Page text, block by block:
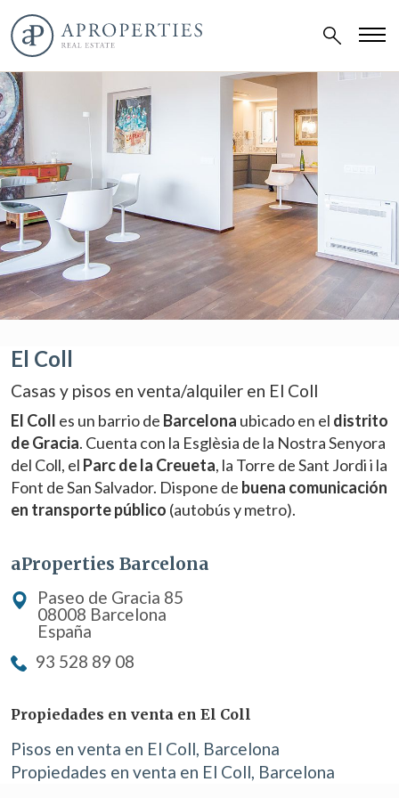
El Coll
Casas y pisos en venta/alquiler en El Coll
El Coll es un barrio de Barcelona ubicado en el distrito
de Gracia. Cuenta con la Esglèsia de la Nostra Senyora
del Coll, el Parc de la Creueta, la Torre de Sant Jordi i la
Font de San Salvador. Dispone de buena comunicación
en transporte público (autobús y metro).
aProperties Barcelona
Paseo de Gracia 85
08008 Barcelona
España
93 528 89 08
Propiedades en venta en El Coll
Pisos en venta en El Coll, Barcelona
Propiedades en venta en El Coll, Barcelona